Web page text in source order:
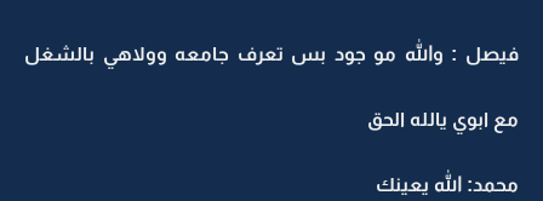
فيصل : والله مو جود بس تعرف جامعه وولاهي بالشغل
مع ابوي يالله الحق
محمد: الله يعينك